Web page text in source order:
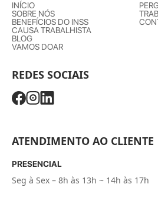
INÍCIO
SOBRE NÓS
BENEFÍCIOS DO INSS
CAUSA TRABALHISTA
BLOG
VAMOS DOAR
REDES SOCIAIS
ATENDIMENTO AO CLIENTE
PRESENCIAL
Seg à Sex – 8h às 13h ~ 14h às 17h